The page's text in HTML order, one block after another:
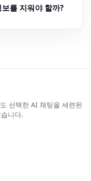
를 지워야 할까?
선택한 AI 채팅을 세련된
니다.